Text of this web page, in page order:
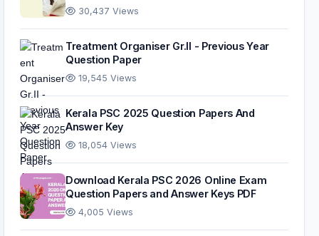
30,437 Views
Treatment Organiser Gr.II - Previous Year
Question Paper
19,545 Views
Kerala PSC 2025 Question Papers And
Answer Key
18,054 Views
Download Kerala PSC 2026 Online Exam
Question Papers and Answer Keys PDF
4,005 Views